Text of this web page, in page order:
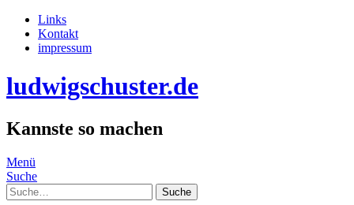
Links
Kontakt
impressum
ludwigschuster.de
Kannste so machen
Menü
Suche
Suche